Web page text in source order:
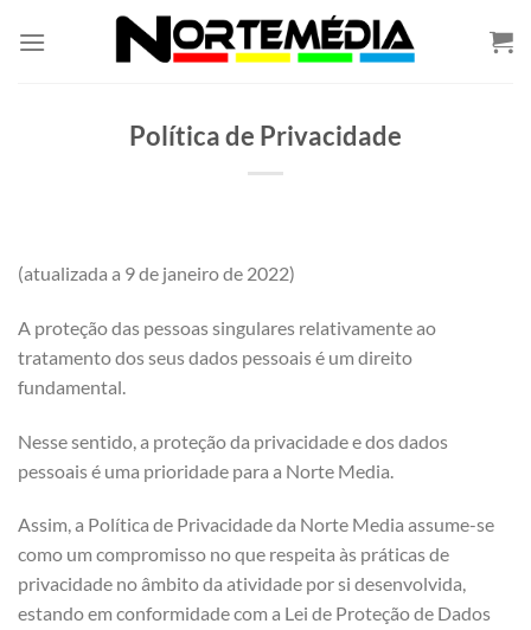
Política de Privacidade
(atualizada a 9 de janeiro de 2022)
A proteção das pessoas singulares relativamente ao
tratamento dos seus dados pessoais é um direito
fundamental.
Nesse sentido, a proteção da privacidade e dos dados
pessoais é uma prioridade para a Norte Media.
Assim, a Política de Privacidade da Norte Media assume-se
como um compromisso no que respeita às práticas de
privacidade no âmbito da atividade por si desenvolvida,
estando em conformidade com a Lei de Proteção de Dados